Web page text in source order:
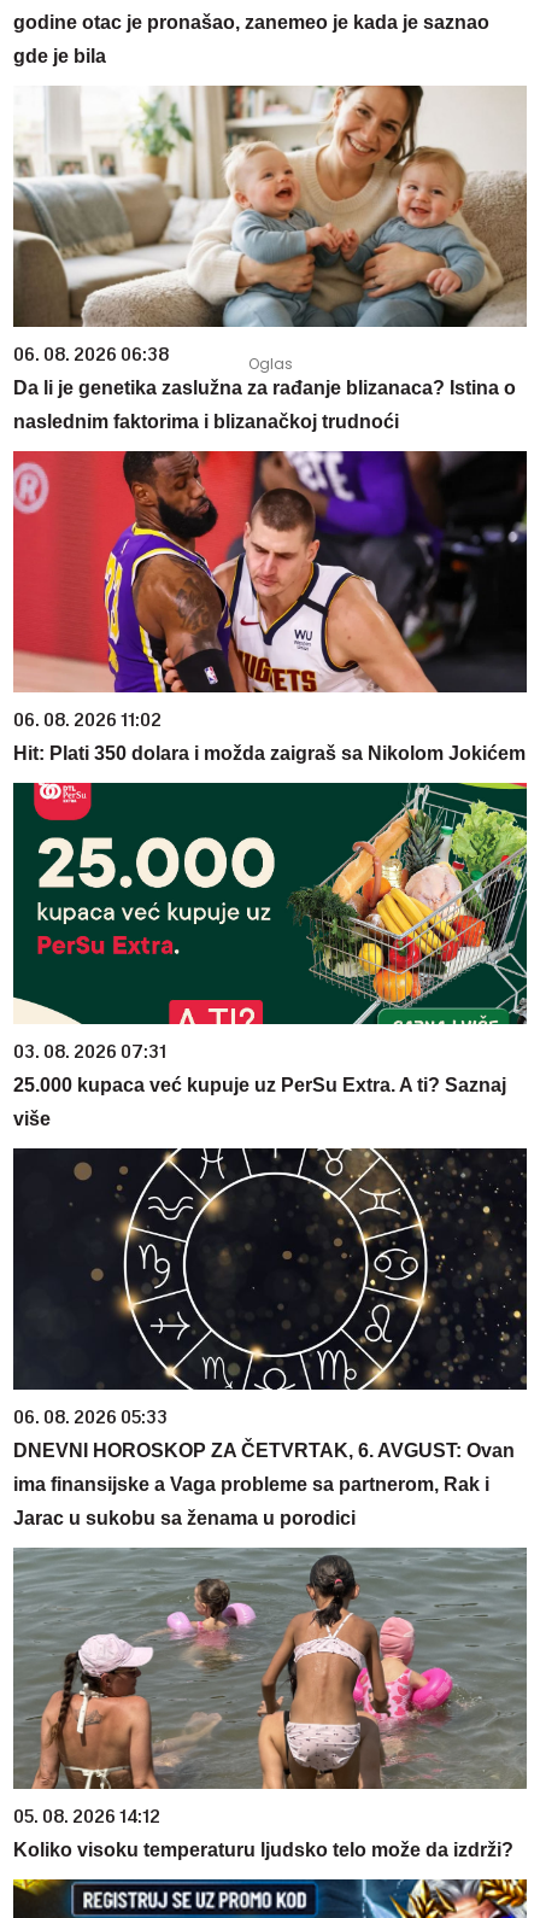
godine otac je pronašao, zanemeo je kada je saznao
gde je bila
06. 08. 2026 06:38
Da li je genetika zaslužna za rađanje blizanaca? Istina o
naslednim faktorima i blizanačkoj trudnoći
06. 08. 2026 11:02
Hit: Plati 350 dolara i možda zaigraš sa Nikolom Jokićem
03. 08. 2026 07:31
25.000 kupaca već kupuje uz PerSu Extra. A ti? Saznaj
više
06. 08. 2026 05:33
DNEVNI HOROSKOP ZA ČETVRTAK, 6. AVGUST: Ovan
ima finansijske a Vaga probleme sa partnerom, Rak i
Jarac u sukobu sa ženama u porodici
05. 08. 2026 14:12
Koliko visoku temperaturu ljudsko telo može da izdrži?